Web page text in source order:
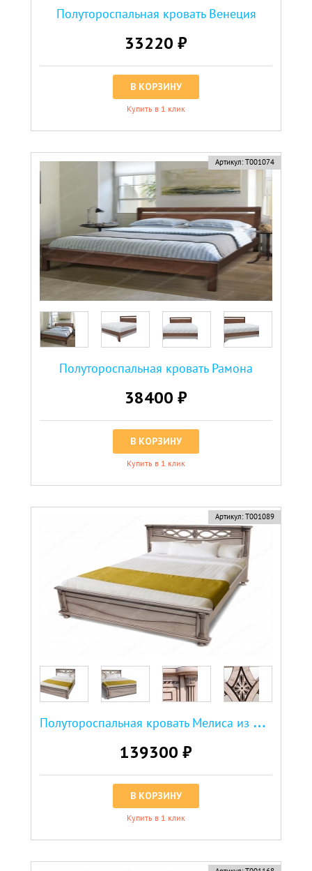
Полутороспальная кровать Венеция
33220 ₽
В КОРЗИНУ
Купить в 1 клик
Артикул: Т001074
Полутороспальная кровать Рамона
38400 ₽
В КОРЗИНУ
Купить в 1 клик
Артикул: Т001089
П
олутороспальная кровать Мелиса из дуба
139300 ₽
В КОРЗИНУ
Купить в 1 клик